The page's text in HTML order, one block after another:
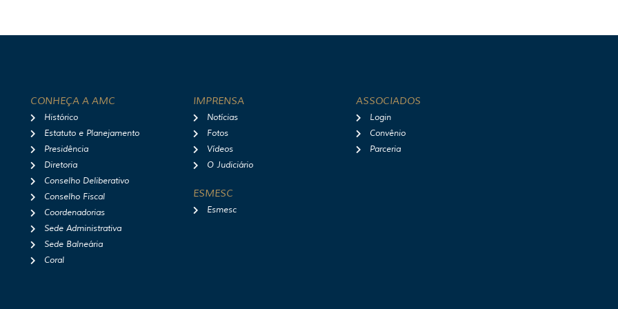
CONHEÇA A AMC
Histórico
Estatuto e Planejamento
Presidência
Diretoria
Conselho Deliberativo
Conselho Fiscal
Coordenadorias
Sede Administrativa
Sede Balneária
Coral
IMPRENSA
Notícias
Fotos
Vídeos
O Judiciário
ESMESC
Esmesc
ASSOCIADOS
Login
Convênio
Parceria